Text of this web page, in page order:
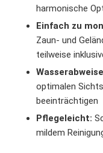
harmonische
Einfach zu
Zaun- und
teilweise
optimalen
beeinträchtigen
Pflegeleicht:
mildem